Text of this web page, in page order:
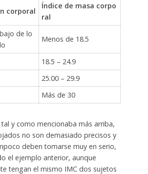
corporal
Índice de masa corpo
ral
de lo
Menos de 18.5
18.5 – 24.9
25.00 – 29.9
Más de 30
y como mencionaba más arriba,
no son demasiado precisos y
deben tomarse muy en serio,
el ejemplo anterior, aunque
tengan el mismo IMC dos sujetos